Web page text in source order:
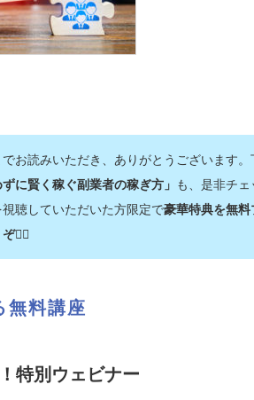
お読みいただき、ありがとうございます。
に賢く稼ぐ副業者の稼ぎ方」 も、是非チ
聴していただいた方限定で豪華特典を無
💁‍♂️
無料講座
特別ウェビナー